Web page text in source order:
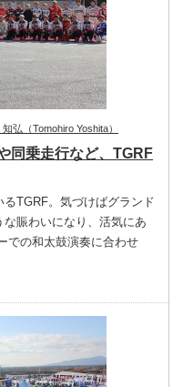
弘（Tomohiro Yoshita）
同乗走行など、TGRF
TGRF。気づけばグランド
賑わいになり、活気にあ
での和太鼓演奏に合わせ